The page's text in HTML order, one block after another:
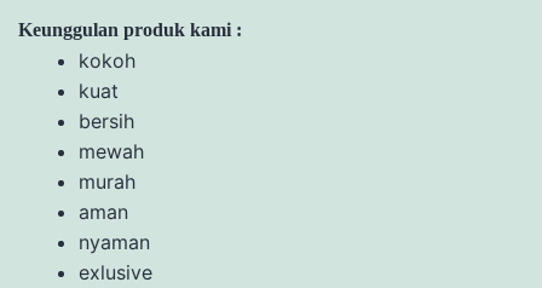
Keunggulan produk kami :
kokoh
kuat
bersih
mewah
murah
aman
nyaman
exlusive